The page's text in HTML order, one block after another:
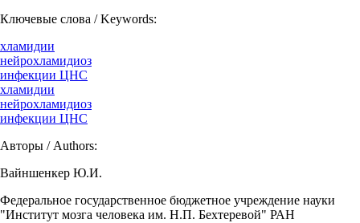
Ключевые слова / Keywords:
хламидии
нейрохламидиоз
инфекции ЦНС
хламидии
нейрохламидиоз
инфекции ЦНС
Авторы / Authors:
Вайншенкер Ю.И.
Федеральное государственное бюджетное учреждение науки
"Институт мозга человека им. Н.П. Бехтеревой" РАН